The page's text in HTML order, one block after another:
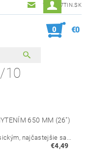
7TIN@7TIN.SK
0 €0
10
650 MM (26")
najčastejšie sa...
€4,49